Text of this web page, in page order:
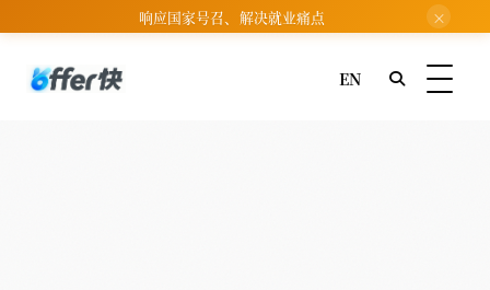
×
响应国家号召、解决就业痛点
EN